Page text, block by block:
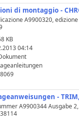
di montaggio -
A9900320,
KB
04:14
- TRIM,
A9900344 Ausgabe